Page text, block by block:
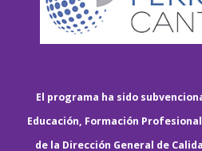
El programa ha sido
Educación, Formación
de la Dirección General de